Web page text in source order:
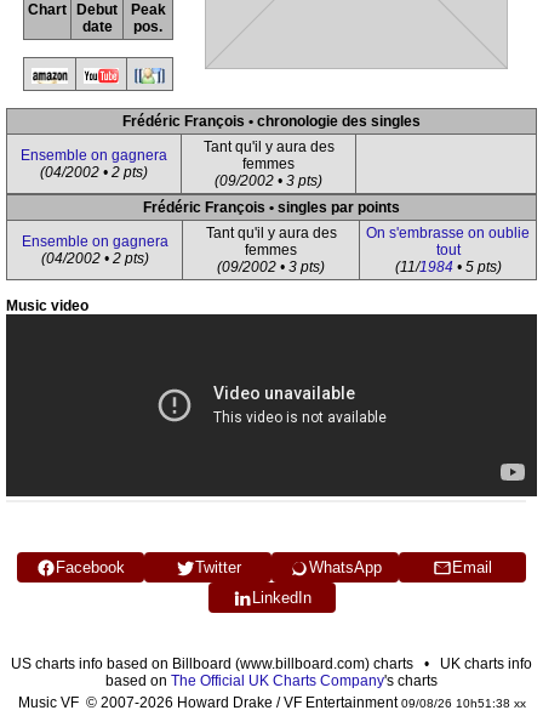
Chart
Debut
date
Peak
pos.
Frédéric François • chronologie des singles
Ensemble on gagnera
(04/2002 • 2 pts)
Tant qu'il y aura des
femmes
(09/2002 • 3 pts)
Frédéric François • singles par points
Ensemble on gagnera
(04/2002 • 2 pts)
Tant qu'il y aura des
femmes
(09/2002 • 3 pts)
On s'embrasse on oublie
tout
(11/1984• 5 pts)
Music video
Facebook Twitter WhatsApp
Email
LinkedIn
US charts info based on Billboard (www.billboard.com) charts • UK charts info
based on The Official UK Charts Company's charts
Music VF © 2007-2026 Howard Drake / VF Entertainment09/08/26 10h51:38 xx